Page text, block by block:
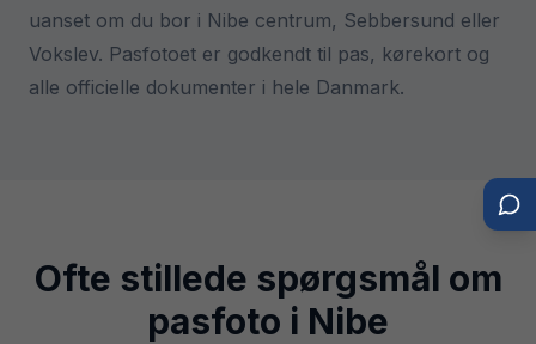
uanset om du bor i Nibe centrum, Sebbersund eller
Vokslev. Pasfotoet er godkendt til pas, kørekort og
alle officielle dokumenter i hele Danmark.
Ofte stillede spørgsmål om
pasfoto i Nibe